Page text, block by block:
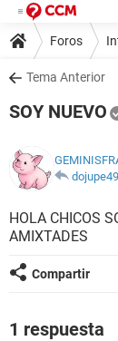
Foros
Tema Anterior
SOY NUEVO
dojupe49
HOLA CHICOS
AMIXTADES
Compartir
1 respuesta